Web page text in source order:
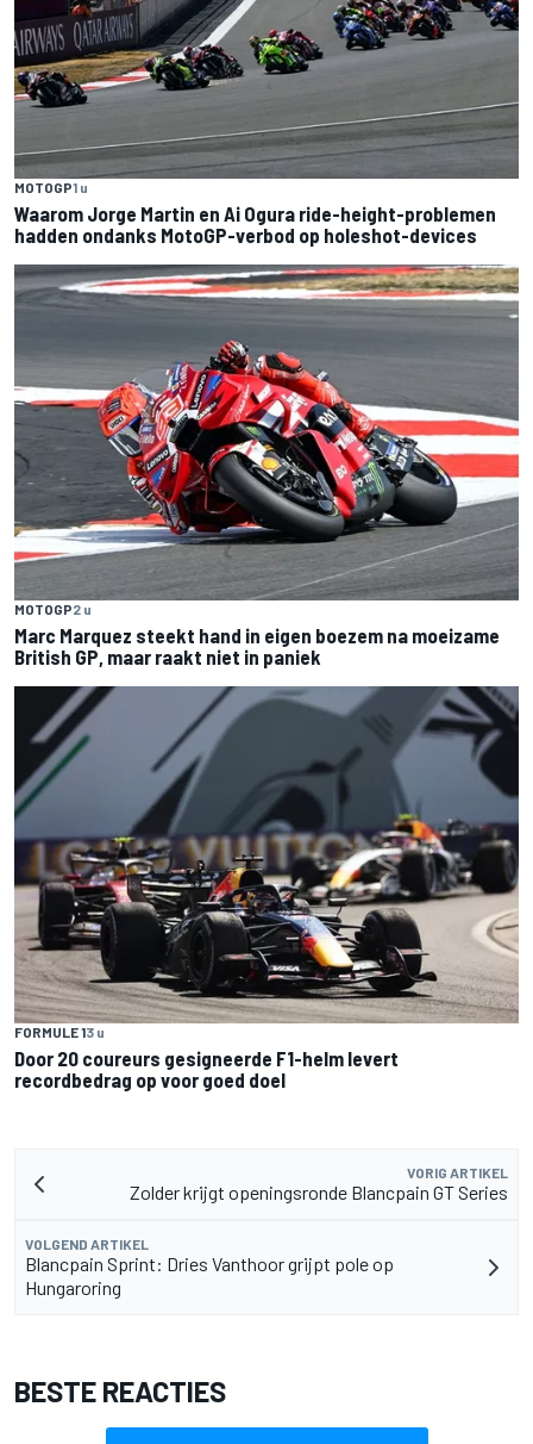
MOTOGP1 u
Waarom Jorge Martin en Ai Ogura ride-height-problemen
hadden ondanks MotoGP-verbod op holeshot-devices
MOTOGP2 u
Marc Marquez steekt hand in eigen boezem na moeizame
British GP, maar raakt niet in paniek
FORMULE 13 u
Door 20 coureurs gesigneerde F1-helm levert
recordbedrag op voor goed doel
VORIG ARTIKEL
Zolder krijgt openingsronde Blancpain GT Series
VOLGEND ARTIKEL
Blancpain Sprint: Dries Vanthoor grijpt pole op
Hungaroring
BESTE REACTIES